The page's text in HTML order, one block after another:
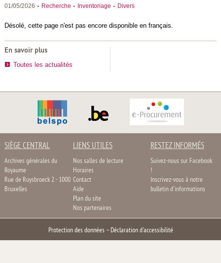
01/05/2026 - Recherche - Inventoriage - Divers
Désolé, cette page n'est pas encore disponible en français.
En savoir plus
Toutes les actualités
SIÈGE CENTRAL
Archives générales du
Royaume
Rue de Ruysbroeck 2 - 1000
Bruxelles
LIENS UTILES
Nos salles de lecture
Horaires
Contact
Aide
Plan du site
Nos partenaires
RESTEZ INFORMÉS
Suivez-nous sur Facebook
!
Inscrivez-vous à notre
bulletin d'informations
Protection des données– Déclaration d'accessibilité